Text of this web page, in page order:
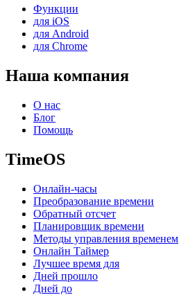
Функции
для iOS
для Android
для Chrome
Наша компания
О нас
Блог
Помощь
TimeOS
Онлайн-часы
Преобразование времени
Обратный отсчет
Планировщик времени
Методы управления временем
Онлайн Таймер
Лучшее время для
Дней прошло
Дней до